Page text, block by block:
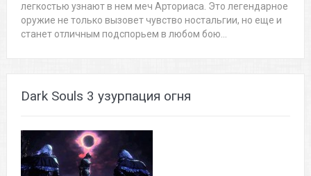
легкостью узнают в нем меч Арториаса. Это легендарное
оружие не только вызовет чувство ностальгии, но еще и
станет отличным подспорьем в любом бою...
Dark Souls 3 узурпация огня